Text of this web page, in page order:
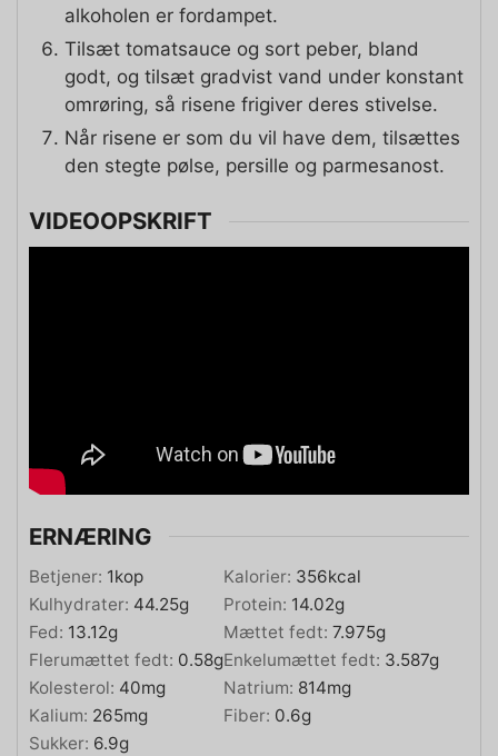
alkoholen er fordampet.
Tilsæt tomatsauce og sort peber, bland
godt, og tilsæt gradvist vand under konstant
omrøring, så risene frigiver deres stivelse.
Når risene er som du vil have dem, tilsættes
den stegte pølse, persille og parmesanost.
VIDEOOPSKRIFT
ERNÆRING
Betjener: 1kop Kalorier: 356kcal
Kulhydrater: 44.25g Protein: 14.02g
Fed: 13.12g Mættet fedt: 7.975g
Flerumættet fedt: 0.58gEnkelumættet fedt: 3.587g
Kolesterol: 40mg Natrium: 814mg
Kalium: 265mg Fiber: 0.6g
Sukker: 6.9g